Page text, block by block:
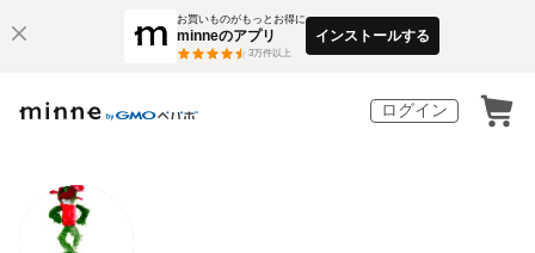
お買いものがもっとお得に
minneのアプリ
3万件以上
インストールする
ログイン